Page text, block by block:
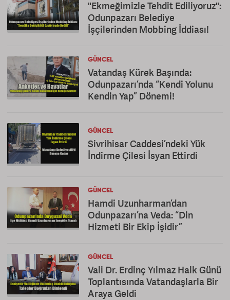
"Ekmeğimizle Tehdit Ediliyoruz":
Odunpazarı Belediye
İşçilerinden Mobbing İddiası!
GÜNCEL
Vatandaş Kürek Başında:
Odunpazarı’nda “Kendi Yolunu
Kendin Yap” Dönemi!
GÜNCEL
Sivrihisar Caddesi’ndeki Yük
İndirme Çilesi İsyan Ettirdi
GÜNCEL
Hamdi Uzunharman’dan
Odunpazarı’na Veda: “Din
Hizmeti Bir Ekip İşidir”
GÜNCEL
Vali Dr. Erdinç Yılmaz Halk Günü
Toplantısında Vatandaşlarla Bir
Araya Geldi